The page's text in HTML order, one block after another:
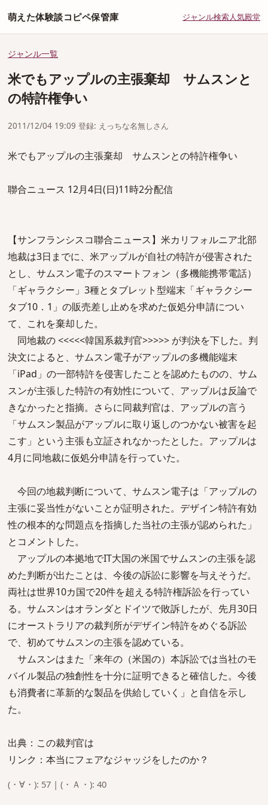
萌えた体験談コピペ保管庫 ジャンル検索人気殿堂
ジャンル一覧
米でもアップルの主張棄却 サムスンと
の特許権争い
2011/12/04 19:09 登録: えっちな名無しさん
米でもアップルの主張棄却 サムスンとの特許権争い
聯合ニュース 12月4日(日)11時2分配信
【サンフランシスコ聯合ニュース】米カリフォルニア北部
地裁は3日までに、米アップルが自社の特許が侵害された
とし、サムスン電子のスマートフォン（多機能携帯電話）
「ギャラクシー」3種とタブレット型端末「ギャラクシー
タブ10．1」の販売差し止めを求めた仮処分申請につい
て、これを棄却した。
同地裁の <<<<<韓国系裁判官>>>>> が判決を下した。判
決文によると、サムスン電子がアップルの多機能端末
「iPad」の一部特許を侵害したことを認めたものの、サム
スンが主張した特許の有効性について、アップルは反論で
きなかったと指摘。さらに同裁判官は、アップルの言う
「サムスン製品がアップルに取り返しのつかない被害を起
こす」という主張も立証されなかったとした。アップルは
4月に同地裁に仮処分申請を行っていた。
今回の地裁判断について、サムスン電子は「アップルの
主張に妥当性がないことが証明された。デザイン特許有効
性の根本的な問題点を指摘した当社の主張が認められた」
とコメントした。
アップルの本拠地でIT大国の米国でサムスンの主張を認
めた判断が出たことは、今後の訴訟に影響を与えそうだ。
両社は世界10カ国で20件を超える特許権訴訟を行ってい
る。サムスンはオランダとドイツで敗訴したが、先月30日
にオーストラリアの裁判所がデザイン特許をめぐる訴訟
で、初めてサムスンの主張を認めている。
サムスンはまた「来年の（米国の）本訴訟では当社のモ
バイル製品の独創性を十分に証明できると確信した。今後
も消費者に革新的な製品を供給していく」と自信を示し
た。
出典：この裁判官は
リンク：本当にフェアなジャッジをしたのか？
(・∀・): 57 | (・Ａ・): 40